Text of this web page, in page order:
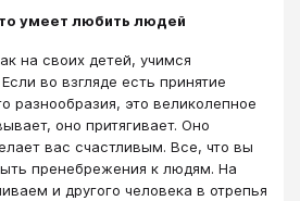
умеет любить людей
на своих детей, учимся
во взгляде есть принятие
разнообразия, это великолепное
оно притягивает. Оно
вас счастливым. Все, что вы
пренебрежения к людям. На
и другого человека в отрепья